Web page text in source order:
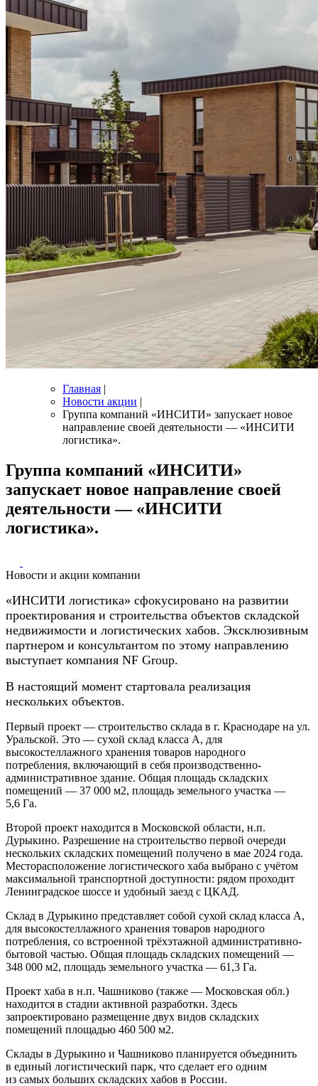
Главная |
Новости акции |
Группа компаний «ИНСИТИ» запускает новое
направление своей деятельности — «ИНСИТИ
логистика».
Группа компаний «ИНСИТИ»
запускает новое направление своей
деятельности — «ИНСИТИ
логистика».
Новости и акции компании
«ИНСИТИ логистика» сфокусировано на развитии
проектирования и строительства объектов складской
недвижимости и логистических хабов. Эксклюзивным
партнером и консультантом по этому направлению
выступает компания NF Group.
В настоящий момент стартовала реализация
нескольких объектов.
Первый проект — строительство склада в г. Краснодаре на ул.
Уральской. Это — сухой склад класса А, для
высокостеллажного хранения товаров народного
потребления, включающий в себя производственно-
административное здание. Общая площадь складских
помещений — 37 000 м2, площадь земельного участка —
5,6 Га.
Второй проект находится в Московской области, н.п.
Дурыкино. Разрешение на строительство первой очереди
нескольких складских помещений получено в мае 2024 года.
Месторасположение логистического хаба выбрано с учётом
максимальной транспортной доступности: рядом проходит
Ленинградское шоссе и удобный заезд с ЦКАД.
Склад в Дурыкино представляет собой сухой склад класса А,
для высокостеллажного хранения товаров народного
потребления, со встроенной трёхэтажной административно-
бытовой частью. Общая площадь складских помещений —
348 000 м2, площадь земельного участка — 61,3 Га.
Проект хаба в н.п. Чашниково (также — Московская обл.)
находится в стадии активной разработки. Здесь
запроектировано размещение двух видов складских
помещений площадью 460 500 м2.
Склады в Дурыкино и Чашниково планируется объединить
в единый логистический парк, что сделает его одним
из самых больших складских хабов в России.